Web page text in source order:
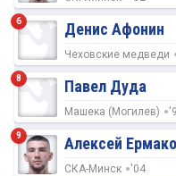
6 Денис Афонин
Чеховские медведи
8 Павел Дуда
Машека (Могилев)
9 Алексей
СКА-Минск '04